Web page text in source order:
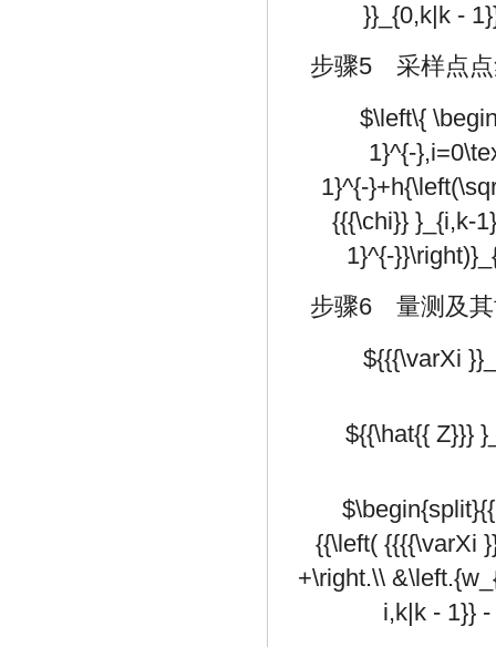
}}_{0,k|k -
步骤5 采样点点
$\left\{
1}^{-
1}^{-
{{{\chi}} }_{i,k-
1}^{-
步骤6 量测及其
${{{\varXi
${{\hat{{ Z}}}
{{\left( {{{{\varXi
+\right.\\
i,k|k - 1}}